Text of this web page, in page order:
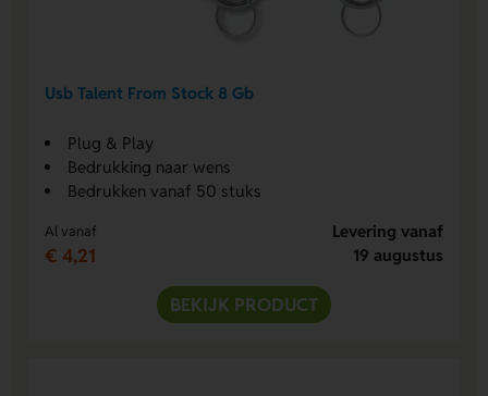
Usb Talent From Stock 8 Gb
Plug & Play
Bedrukking naar wens
Bedrukken vanaf 50 stuks
Al vanaf
€ 4,21
Levering vanaf
19 augustus
BEKIJK PRODUCT